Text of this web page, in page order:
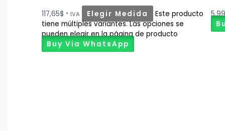
117,65$ * IVA Elegir Medida
Este producto
tiene múltiples variantes. Las opciones se
pueden elegir en la página de producto
Buy Via WhatsApp